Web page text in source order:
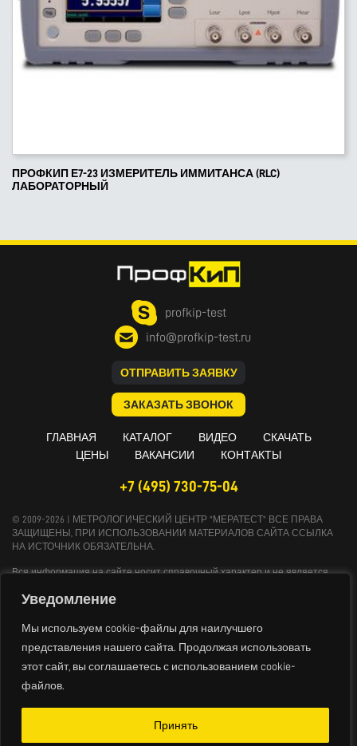
Уведомление
Мы используем cookie-файлы для наилучшего
представления нашего сайта. Продолжая использовать
этот сайт, вы соглашаетесь с использованием cookie-
файлов.
Принять
ПРОФКИП Е7-23 ИЗМЕРИТЕЛЬ ИММИТАНСА (RLC)
ЛАБОРАТОРНЫЙ
profkip-test
info@profkip-test.ru
ОТПРАВИТЬ ЗАЯВКУ
ЗАКАЗАТЬ ЗВОНОК
ГЛАВНАЯ КАТАЛОГ ВИДЕО
СКАЧАТЬ
ЦЕНЫ
ВАКАНСИИ КОНТАКТЫ
+7 (495) 730-75-04
© 2009-2026 | МЕТРОЛОГИЧЕСКИЙ ЦЕНТР "МЕРАТЕСТ" ВСЕ ПРАВА
ЗАЩИЩЕНЫ, ПРИ ИСПОЛЬЗОВАНИИ МАТЕРИАЛОВ САЙТА ССЫЛКА
НА ИСТОЧНИК ОБЯЗАТЕЛЬНА.
Вся информация на сайте носит справочный характер и не является
Гражданского кодекса Российской Федерации. Технические параметры и
без предварительного уведомления. Продукция, предлагаемая нашей
осуществлением предпринимательской деятельности. Данный ресурс
является официальным сайтом-каталогом компании, не является
интернет-магазином и носит исключительно информационный
характер.